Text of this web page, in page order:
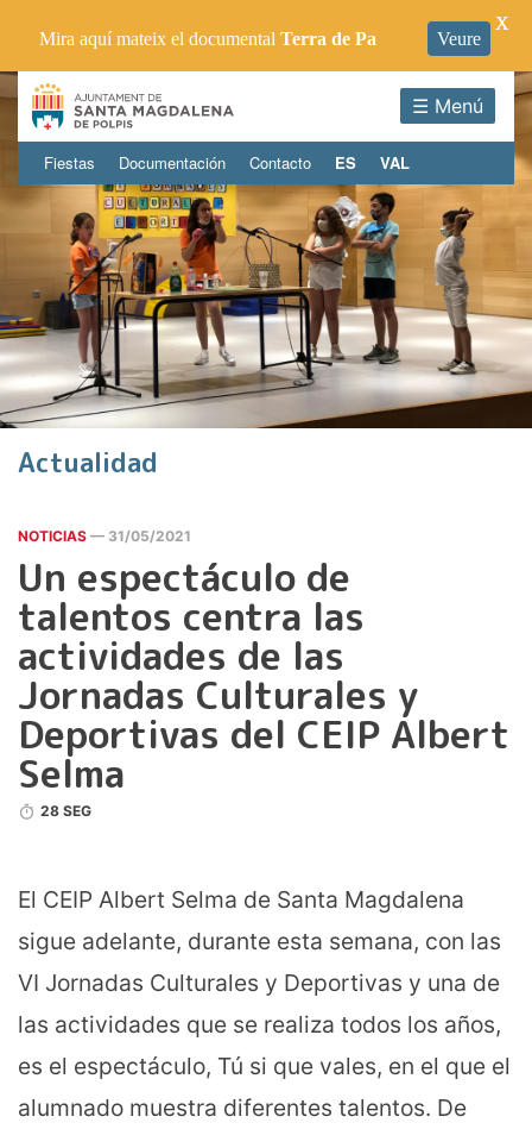
☰ Menú
Fiestas Documentación Contacto ES VAL
Actualidad
NOTICIAS — 31/05/2021
Un espectáculo de
talentos centra las
actividades de las
Jornadas Culturales y
Deportivas del CEIP Albert
Selma
28 SEG
El CEIP Albert Selma de Santa Magdalena
sigue adelante, durante esta semana, con las
VI Jornadas Culturales y Deportivas y una de
las actividades que se realiza todos los años,
es el espectáculo, Tú si que vales, en el que el
alumnado muestra diferentes talentos. De
Mira aquí mateix el documental Terra de Pa Veure
X